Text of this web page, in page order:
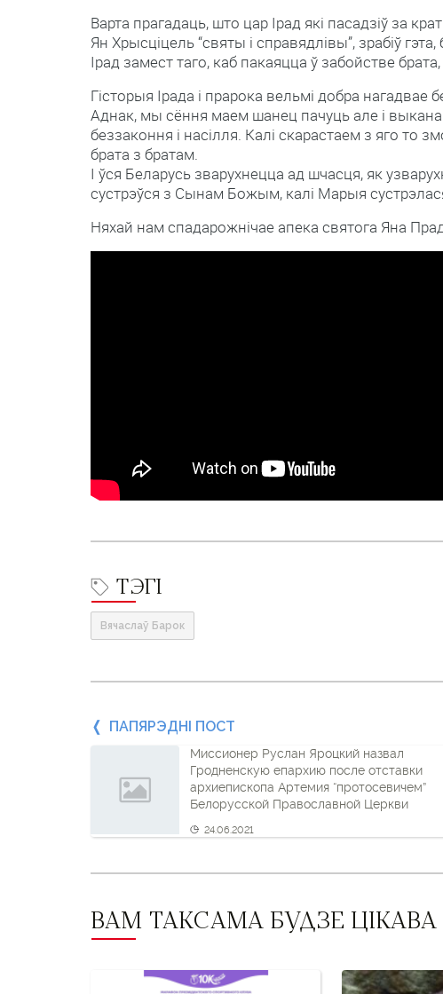
Варта прагадаць, што цар Ірад які пасадзіў за
Ян Хрысціцель “святы і справядлівы”, зрабіў
Ірад замест таго, каб пакаяцца ў забойстве
Гісторыя Ірада і прарока вельмі добра нагадвае
Аднак, мы сёння маем шанец пачуць але і
беззаконня і насілля. Калі скарастаем з яго то
брата з братам.
І ўся Беларусь зварухнецца ад шчасця, як
сустрэўся з Сынам Божым, калі Марыя
Няхай нам спадарожнічае апека святога Яна
ТЭГІ
Вячаслаў Барок
Папярэдні
пост
наступны
пост
ПАПЯРЭДНІ ПОСТ
Миссионер Руслан Яроцкий назвал
Гродненскую епархию после отставки
архиепископа Артемия “протосевичем”
Белорусской Православной Церкви
24.06.2021
ВАМ ТАКСАМА БУДЗЕ ЦІКАВА